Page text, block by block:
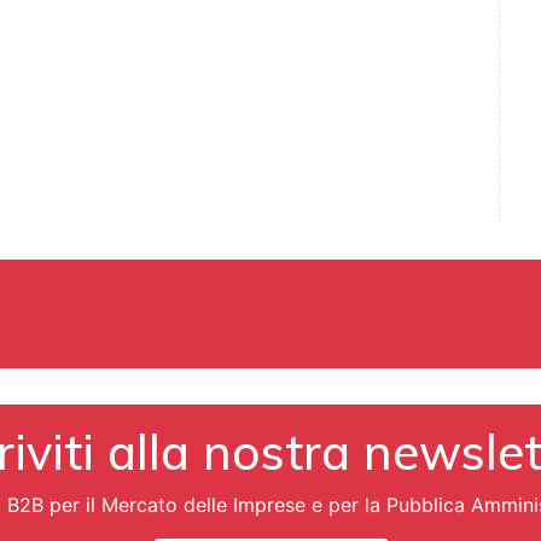
alla nostra
B2B per il Mercato delle Imprese e per la Pubblica